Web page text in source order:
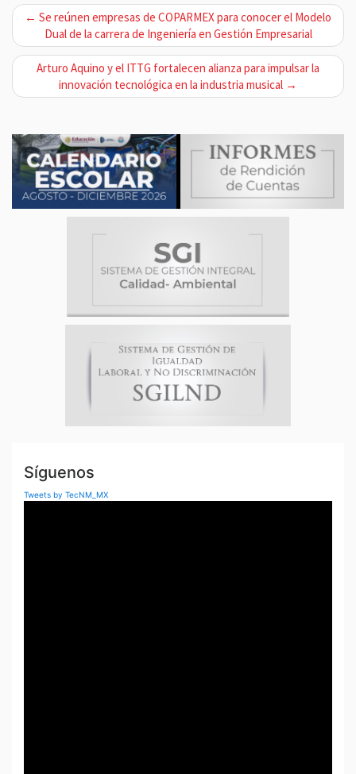
N
a
v
g
c
i
ó
← Se reúnen empresas de COPARMEX para conocer el Modelo
Dual de la carrera de Ingeniería en Gestión Empresarial
Arturo Aquino y el ITTG fortalecen alianza para impulsar la
innovación tecnológica en la industria musical →
Síguenos
Tweets by TecNM_MX